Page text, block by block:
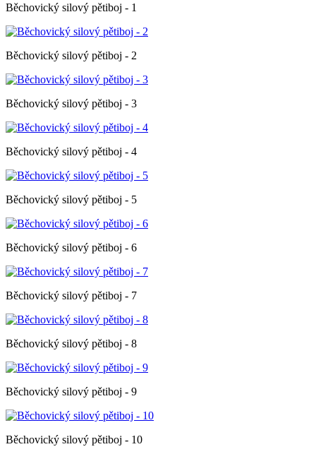
Běchovický silový pětiboj - 1
Běchovický silový pětiboj - 2
Běchovický silový pětiboj - 3
Běchovický silový pětiboj - 4
Běchovický silový pětiboj - 5
Běchovický silový pětiboj - 6
Běchovický silový pětiboj - 7
Běchovický silový pětiboj - 8
Běchovický silový pětiboj - 9
Běchovický silový pětiboj - 10